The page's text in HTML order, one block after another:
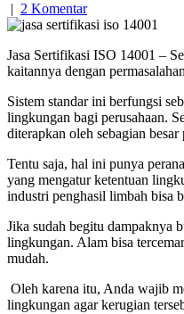
| 2 Komentar
Jasa Sertifikasi ISO 14001 –
kaitannya dengan
Sistem standar ini berfungsi
lingkungan bagi perusahaan.
diterapkan oleh sebagian besar
Tentu saja, hal ini punya
yang mengatur ketentuan
industri penghasil limbah bisa
Jika sudah begitu dampaknya
lingkungan. Alam bisa
mudah.
Oleh karena itu, Anda wajib
lingkungan agar kerugian